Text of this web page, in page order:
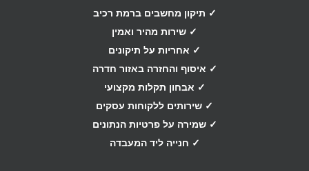
✓ תיקון מחשבים ברמת רכיב
✓ שירות מהיר ואמין
✓ אחריות על תיקונים
✓ איסוף והחזרה באזור חדרה
✓ אבחון תקלות מקצועי
✓ שירותים ללקוחות עסקים
✓ שמירה על פרטיות הנתונים
✓ חנייה ליד המעבדה